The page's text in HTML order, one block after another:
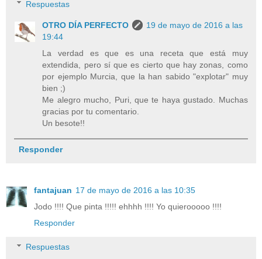
Respuestas
OTRO DÍA PERFECTO
19 de mayo de 2016 a las
19:44
La verdad es que es una receta que está muy
extendida, pero sí que es cierto que hay zonas, como
por ejemplo Murcia, que la han sabido "explotar" muy
bien ;)
Me alegro mucho, Puri, que te haya gustado. Muchas
gracias por tu comentario.
Un besote!!
Responder
fantajuan 17 de mayo de 2016 a las 10:35
Jodo !!!! Que pinta !!!!! ehhhh !!!! Yo quierooooo !!!!
Responder
Respuestas